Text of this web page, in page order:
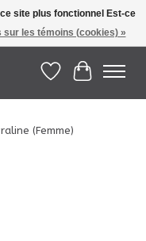
| 1-418-986-2965
Liste dePanier
(Femme)
site plus fonctionnel Est-ce
sur les témoins (cookies) »